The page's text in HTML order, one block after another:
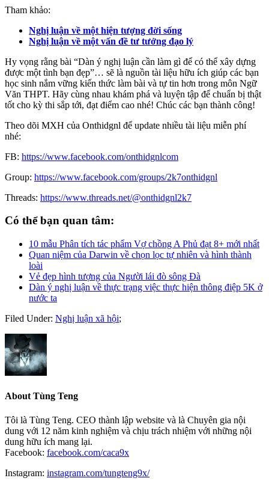
Tham khảo:
Nghị luận về một hiện tượng đời sống
Nghị luận về một vấn đề tư tưởng đạo lý
Hy vọng rằng bài “Dàn ý nghị luận cần làm gì để có thể xây dựng
được một tình bạn đẹp”… sẽ là nguồn tài liệu hữu ích giúp các bạn
học sinh nắm vững kiến thức làm bài và tự tin hơn trong môn Ngữ
Văn THPT. Hãy cùng nhau khám phá và luyện tập để chuẩn bị thật
tốt cho kỳ thi sắp tới, đạt điểm cao nhé! Chúc các bạn thành công!
Theo dõi MXH của Onthidgnl để update nhiều tài liệu miễn phí
nhé:
FB: https://www.facebook.com/onthidgnlcom
Group: https://www.facebook.com/groups/2k7onthidgnl
Threads: https://www.threads.net/@onthidgnl2k7
Có thể bạn quan tâm:
10 mẫu Phân tích tác phẩm Vợ chồng A Phủ đạt 8+ mới nhất
Quan niệm của Darwin về chọn lọc tự nhiên và hình thành
loài
Vẻ đẹp hình tượng của Người lái đò sông Đà
Dàn ý nghị luận về thực trạng việc thực hiện thông điệp 5K ở
nước ta
Filed Under: Nghị luận xã hội;
About Tùng Teng
Tôi là Tùng Teng. CEO thành lập website và là Chuyên gia nội
dung với 12 năm kinh nghiệm và chịu trách nhiệm với những nội
dung hữu ích mang lại.
Facebook: facebook.com/caca9x
Instagram: instagram.com/tungteng9x/